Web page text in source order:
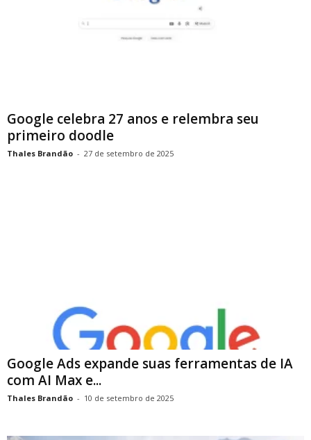
Google celebra 27 anos e relembra seu
primeiro doodle
Thales Brandão - 27 de setembro de 2025
Google Ads expande suas ferramentas de IA
com AI Max e...
Thales Brandão - 10 de setembro de 2025